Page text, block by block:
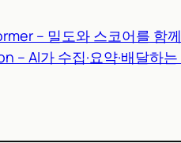
– 밀도와 스코어를 함
– AI가 수집·요약·배달하